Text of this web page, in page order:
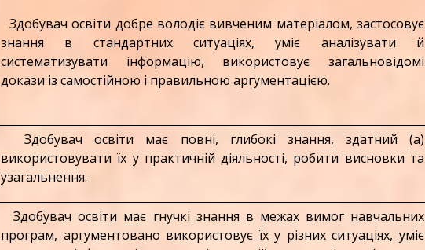
Здобувач освіти добре володіє вивченим матеріалом, застосовує
знання в стандартних ситуаціях, уміє аналізувати й
систематизувати інформацію, використовує загальновідомі
докази із самостійною і правильною аргументацією.
Здобувач освіти має повні, глибокі знання, здатний (а)
використовувати їх у практичній діяльності, робити висновки та
узагальнення.
Здобувач освіти має гнучкі знання в межах вимог навчальних
програм, аргументовано використовує їх у різних ситуаціях, уміє